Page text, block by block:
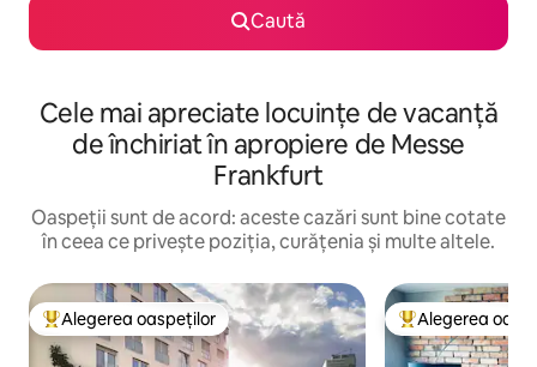
Caută
Cele mai apreciate locuințe de vacanță
de închiriat în apropiere de Messe
Frankfurt
Oaspeții sunt de acord: aceste cazări sunt bine cotate
în ceea ce privește poziția, curățenia și multe altele.
Locuință din topul categoriei Alegerea oaspeților
Alegerea oaspeților Locuință din
Alegerea